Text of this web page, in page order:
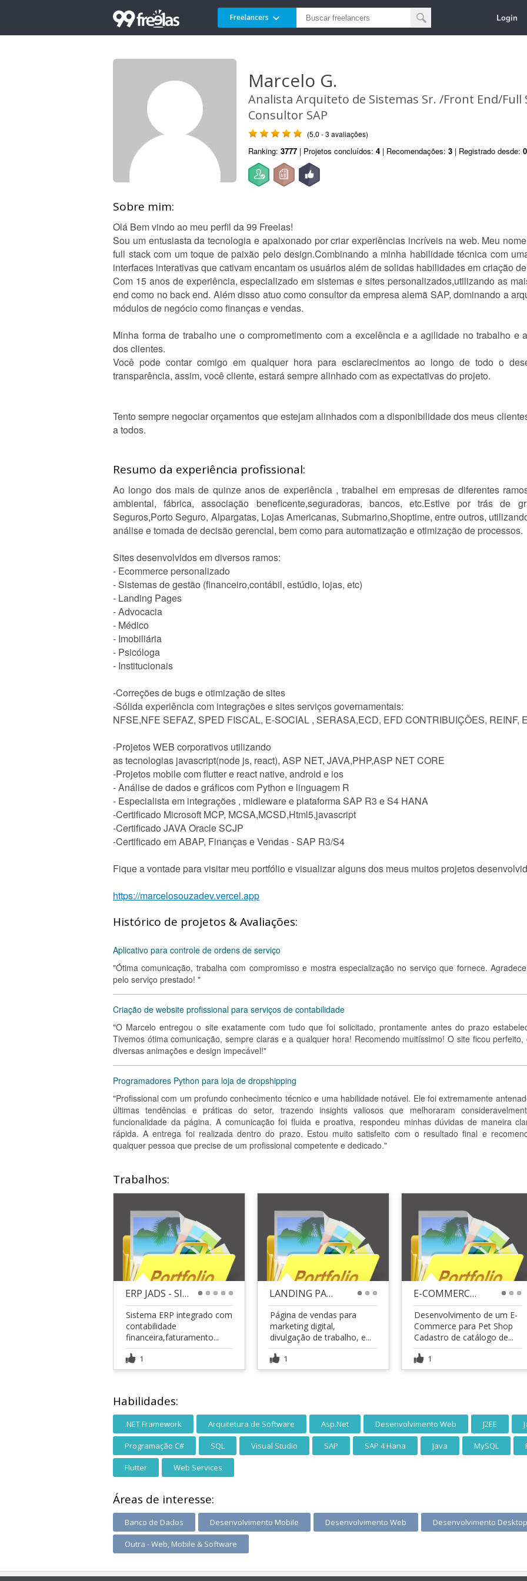
Freelancers Login
Marcelo G.
Analista Arquiteto de Sistemas Sr. /Front End/Full
Consultor SAP
(5.0 - 3 avaliações)
Ranking: 3777 | Projetos concluídos: 4 | Recomendações: 3 | Registrado desde:
Sobre mim:
Olá Bem vindo ao meu perfil da 99 Freelas!
Sou um entusiasta da tecnologia e apaixonado por criar experiências incríveis na web. Meu
full stack com um toque de paixão pelo design.Combinando a minha habilidade técnica com
interfaces interativas que cativam encantam os usuários além de solidas habilidades em criação
Com 15 anos de experiência, especializado em sistemas e sites personalizados,utilizando as
end como no back end. Além disso atuo como consultor da empresa alemã SAP, dominando a
módulos de negócio como finanças e vendas.
Minha forma de trabalho une o comprometimento com a excelência e a agilidade no trabalho e
dos clientes.
Você pode contar comigo em qualquer hora para esclarecimentos ao longo de todo o
transparência, assim, você cliente, estará sempre alinhado com as expectativas do projeto.
Tento sempre negociar orçamentos que estejam alinhados com a disponibilidade dos meus
a todos.
Resumo da experiência profissional:
Ao longo dos mais de quinze anos de experiência , trabalhei em empresas de diferentes
ambiental, fábrica, associação beneficente,seguradoras, bancos, etc.Estive por trás de
Seguros,Porto Seguro, Alpargatas, Lojas Americanas, Submarino,Shoptime, entre outros,
análise e tomada de decisão gerencial, bem como para automatização e otimização de processos.
Sites desenvolvidos em diversos ramos:
- Ecommerce personalizado
- Sistemas de gestão (financeiro,contábil, estúdio, lojas, etc)
- Landing Pages
- Advocacia
- Médico
- Imobiliária
- Psicóloga
- Institucionais
-Correções de bugs e otimização de sites
-Sólida experiência com integrações e sites serviços governamentais:
NFSE,NFE SEFAZ, SPED FISCAL, E-SOCIAL , SERASA,ECD, EFD CONTRIBUIÇÕES, REINF,
-Projetos WEB corporativos utilizando
as tecnologias javascript(node js, react), ASP NET, JAVA,PHP,ASP NET CORE
-Projetos mobile com flutter e react native, android e ios
- Análise de dados e gráficos com Python e linguagem R
- Especialista em integrações , midleware e plataforma SAP R3 e S4 HANA
-Certificado Microsoft MCP, MCSA,MCSD,Html5,javascript
-Certificado JAVA Oracle SCJP
-Certificado em ABAP, Finanças e Vendas - SAP R3/S4
Fique a vontade para visitar meu portfólio e visualizar alguns dos meus muitos projetos
https://marcelosouzadev.vercel.app
Histórico de projetos & Avaliações:
Aplicativo para controle de ordens de serviço
"Ótima comunicação, trabalha com compromisso e mostra especialização no serviço que fornece.
pelo serviço prestado! "
Criação de website profissional para serviços de contabilidade
"O Marcelo entregou o site exatamente com tudo que foi solicitado, prontamente antes do prazo
Tivemos ótima comunicação, sempre claras e a qualquer hora! Recomendo muitíssimo! O site ficou perfeito,
diversas animações e design impecável!"
Programadores Python para loja de dropshipping
"Profissional com um profundo conhecimento técnico e uma habilidade notável. Ele foi extremamente
últimas tendências e práticas do setor, trazendo insights valiosos que melhoraram
funcionalidade da página. A comunicação foi fluida e proativa, respondeu minhas dúvidas de maneira
rápida. A entrega foi realizada dentro do prazo. Estou muito satisfeito com o resultado final e
qualquer pessoa que precise de um profissional competente e dedicado."
Trabalhos:
ERP JADS - SISTEMA INTEGRADO FINANCEIRO, CONTÁBIL,
Sistema ERP integrado com
contabilidade
financeira,faturamento...
1
LANDING PAGE/PÁGINA DE VENDAS - PSICÓLOGOS E PSICÓ
Página de vendas para
marketing digital,
divulgação de trabalho, e...
1
E-COMMERCE PET SHOP - VENDA ON LINE- JAD APLICATIV
Desenvolvimento de um E-
Commerce para Pet Shop
Cadastro de catálogo de...
1
Habilidades:
.NET Framework Arquitetura de Software Asp.Net Desenvolvimento Web J2EE
Programação C# SQL Visual Studio SAP SAP 4 Hana Java MySQL
Flutter Web Services
Áreas de interesse:
Banco de Dados Desenvolvimento Mobile Desenvolvimento Web Desenvolvimento Desktop
Outra - Web, Mobile & Software